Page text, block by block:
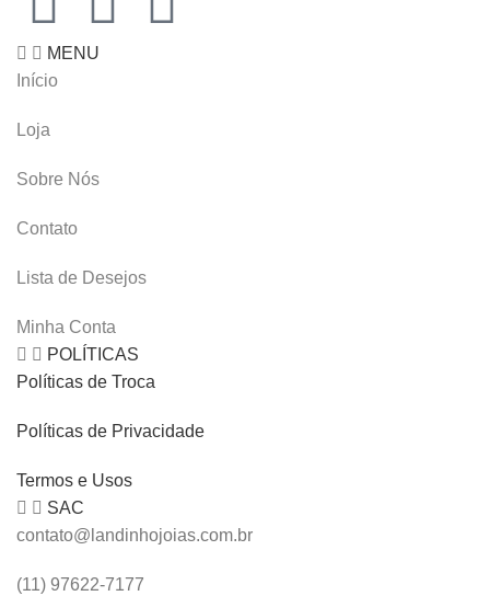
MENU
Início
Loja
Sobre Nós
Contato
Lista de Desejos
Minha Conta
POLÍTICAS
Políticas de Troca
Políticas de Privacidade
Termos e Usos
SAC
contato@landinhojoias.com.br
(11) 97622-7177